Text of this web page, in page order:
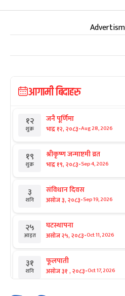
आगामी बिदाहरु
१२
शुक्र
जनै पूर्णिमा
भाद्र १२, २०८३-Aug 28, 2026
१९
शुक्र
श्रीकृष्ण जन्माष्टमी व्रत
भाद्र १९, २०८३-Sep 4, 2026
३
शनि
संविधान दिवस
असोज ३, २०८३-Sep 19, 2026
२५
आइत
घटस्थापना
असोज २५, २०८३-Oct 11, 2026
३१
शनि
फूलपाती
असोज ३१ , २०८३-Oct 17, 2026